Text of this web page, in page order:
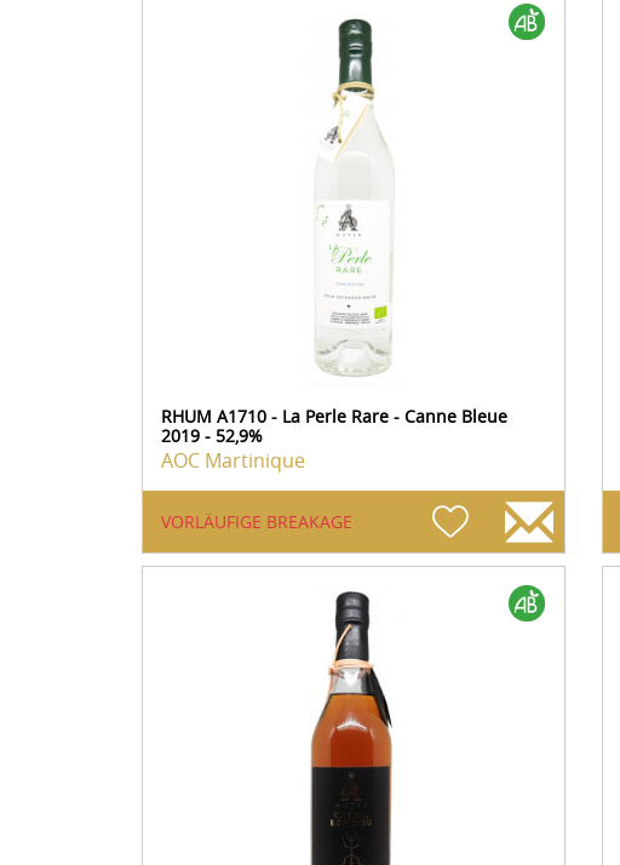
RHUM A1710 - La Perle Rare - Canne Bleue
2019 - 52,9%
AOC Martinique
VORLÄUFIGE BREAKAGE